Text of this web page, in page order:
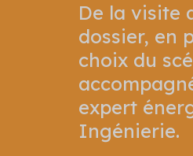
De la visite
dossier, en
choix du
expert
Ingénierie.